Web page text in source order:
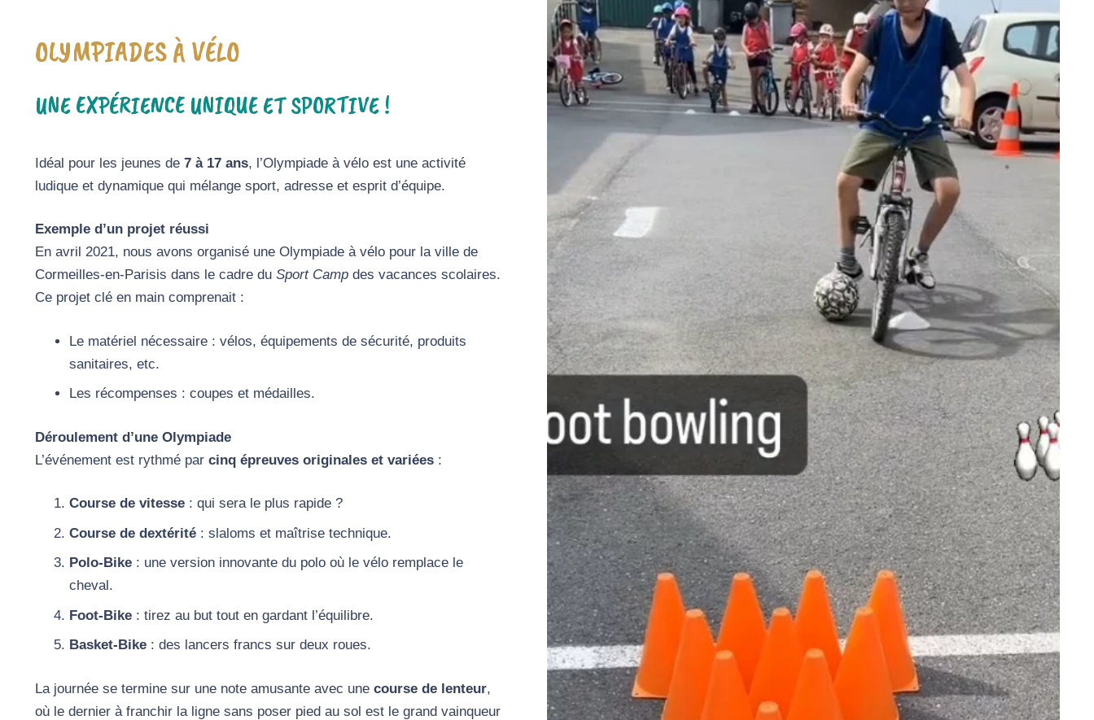
OLYMPIADES À VÉLO
UNE EXPÉRIENCE UNIQUE ET SPORTIVE !
Idéal pour les jeunes de 7 à 17 ans, l’Olympiade à vélo est une activité
ludique et dynamique qui mélange sport, adresse et esprit d’équipe.
Exemple d’un projet réussi
En avril 2021, nous avons organisé une Olympiade à vélo pour la ville de
Cormeilles-en-Parisis dans le cadre du Sport Campdes vacances scolaires.
Ce projet clé en main comprenait :
Le matériel nécessaire : vélos, équipements de sécurité, produits
sanitaires, etc.
Les récompenses : coupes et médailles.
Déroulement d’une Olympiade
L’événement est rythmé par cinq épreuves originales et variées:
Course de vitesse : qui sera le plus rapide ?
Course de dextérité : slaloms et maîtrise technique.
Polo-Bike : une version innovante du polo où le vélo remplace le
cheval.
Foot-Bike : tirez au but tout en gardant l’équilibre.
Basket-Bike : des lancers francs sur deux roues.
La journée se termine sur une note amusante avec une course de lenteur,
où le dernier à franchir la ligne sans poser pied au sol est le grand vainqueur